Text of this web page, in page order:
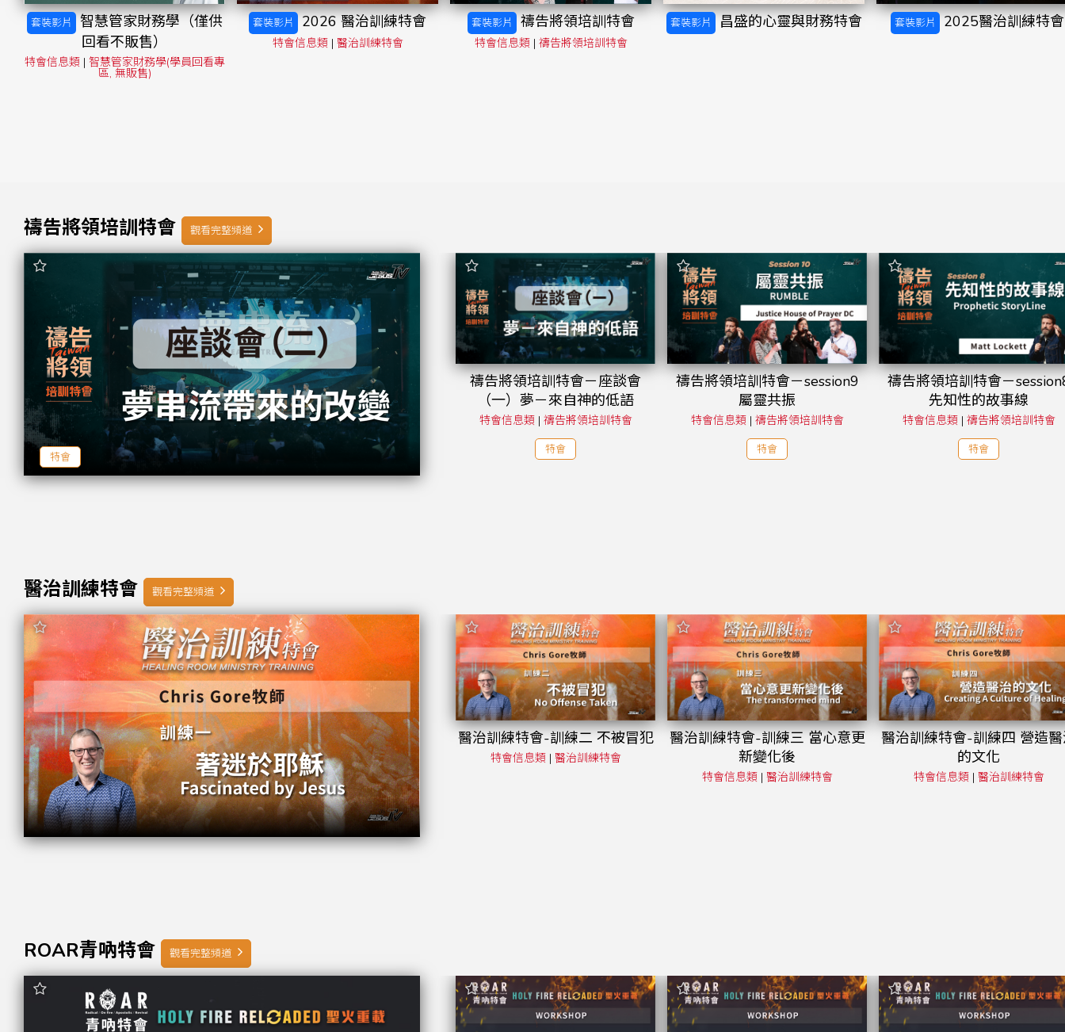
套裝影片
智慧管家財務學（僅供
回看不販售）
特會信息類 | 智慧管家財務學(學員回看專
區, 無販售)
套裝影片 2026 醫治訓練特會
特會信息類 | 醫治訓練特會
套裝影片 禱告將領培訓特會
特會信息類 | 禱告將領培訓特會
套裝影片 昌盛的心靈與財務特會 套裝影片 2025醫治訓練特會
禱告將領培訓特會 觀看完整頻道
特會
禱告將領培訓特會－座談會
（一）夢－來自神的低語
特會信息類 | 禱告將領培訓特會
特會
禱告將領培訓特會－session9
屬靈共振
特會信息類 | 禱告將領培訓特會
特會
禱告將領培訓特會－
先知性的故事線
特會信息類 | 禱告將領培訓特會
特會
醫治訓練特會 觀看完整頻道
醫治訓練特會-訓練二 不被冒犯
特會信息類 | 醫治訓練特會
醫治訓練特會-訓練三 當心意更
新變化後
特會信息類 | 醫治訓練特會
醫治訓練特會-訓練四 營造
的文化
特會信息類 | 醫治訓練特會
ROAR青吶特會 觀看完整頻道